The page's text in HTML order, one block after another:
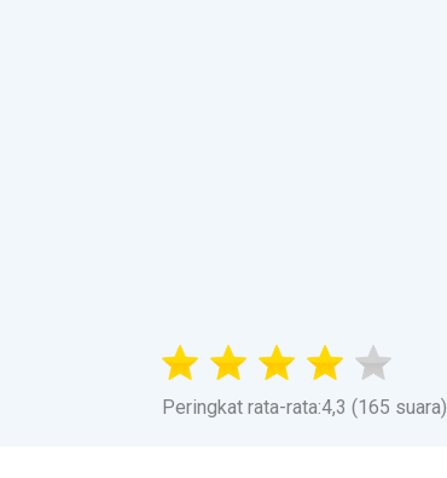
Peringkat rata-rata:4,3 (165 suara)